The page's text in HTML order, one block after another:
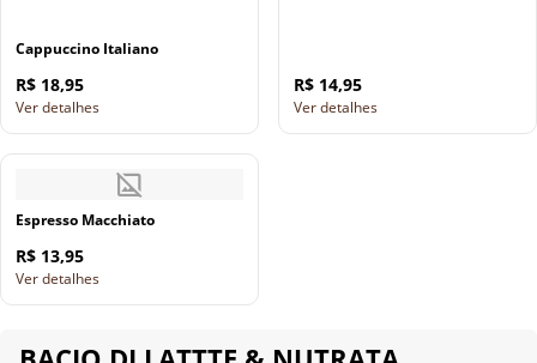
Cappuccino Italiano
R$ 18,95
Ver detalhes
R$ 14,95
Ver detalhes
Espresso Macchiato
R$ 13,95
Ver detalhes